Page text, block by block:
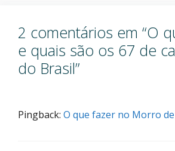
2 comentários em “O
e quais são os 67 de
do Brasil”
Pingback: O que fazer no Morro de